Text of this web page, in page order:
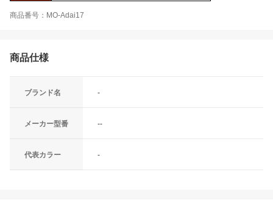
商品番号：MO-Adai17
商品仕様
ブランド名 -
メーカー型番 --
代表カラー -